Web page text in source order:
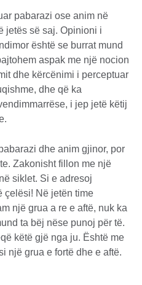
pabarazi ose anim në
jetës së saj. Opinioni i
është se burrat mund
aspak me një nocion
dhe kërcënimi i perceptuar
dhe që ka
i jep jetë këtij
dhe anim gjinor, por
Zakonisht fillon me një
siklet. Si e adresoj
çelësi! Në jetën time
një grua a re e aftë, nuk ka
ta bëj nëse punoj për të.
këtë gjë nga ju. Është me
një grua e fortë dhe e aftë.